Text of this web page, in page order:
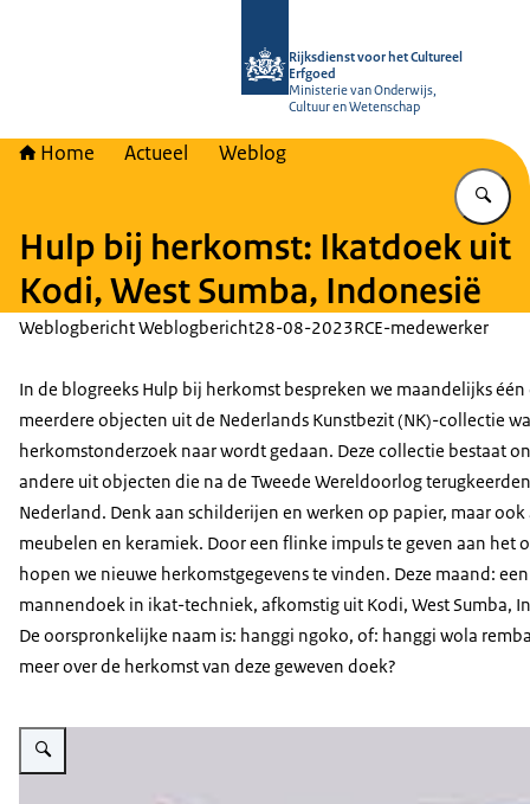
Rijksdienst voor het Cultureel
Erfgoed
Ministerie van Onderwijs,
Cultuur en Wetenschap
Home Actueel Weblog
Hulp bij herkomst: Ikatdoek uit
Kodi, West Sumba, Indonesië
Weblogbericht Weblogbericht28-08-2023RCE-medewerker
In de blogreeks Hulp bij herkomst bespreken we maandelijks één
meerdere objecten uit de Nederlands Kunstbezit (NK)-collectie
herkomstonderzoek naar wordt gedaan. Deze collectie bestaat
andere uit objecten die na de Tweede Wereldoorlog
Nederland. Denk aan schilderijen en werken op papier, maar ook
meubelen en keramiek. Door een flinke impuls te geven aan het
hopen we nieuwe herkomstgegevens te vinden. Deze maand: een
mannendoek in ikat-techniek, afkomstig uit Kodi, West Sumba,
De oorspronkelijke naam is: hanggi ngoko, of: hanggi wola
meer over de herkomst van deze geweven doek?
Vergroot afbeelding Gewoven doek gemaakt van ikat techniek met